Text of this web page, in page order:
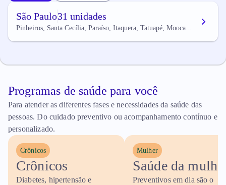
São Paulo31 unidades
Pinheiros, Santa Cecília, Paraíso, Itaquera, Tatuapé, Mooca...
Programas de saúde para você
Para atender as diferentes fases e necessidades da saúde das
pessoas. Do cuidado preventivo ou acompanhamento contínuo e
personalizado.
Crônicos
Crônicos
Diabetes, hipertensão e
Mulher
Saúde da
Preventivos em dia são o